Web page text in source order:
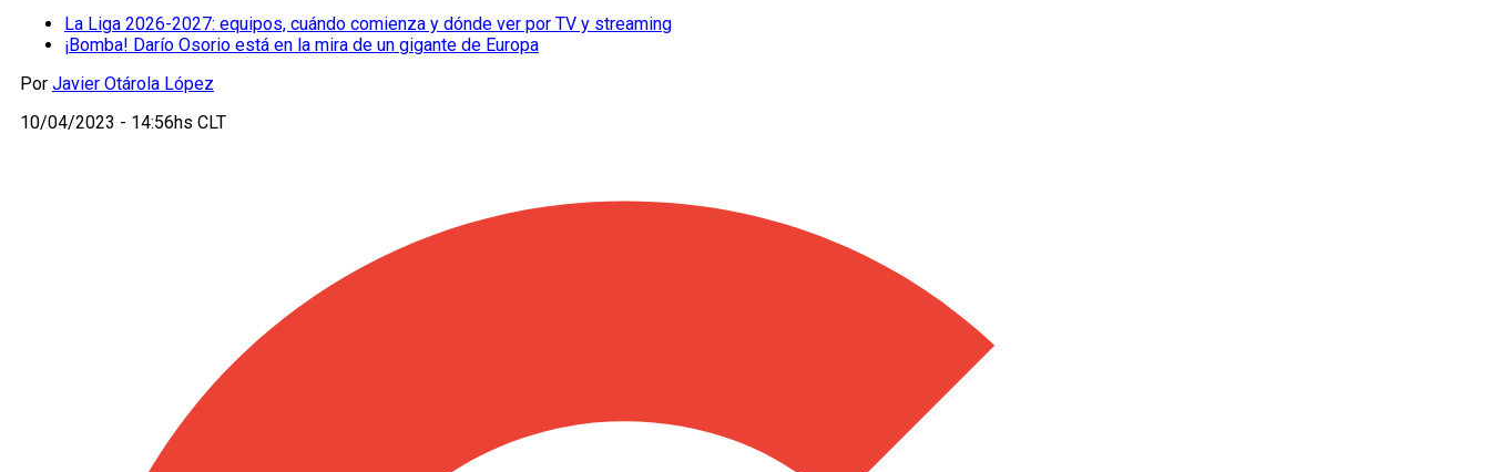
La Liga 2026-2027: equipos, cuándo comienza y dónde ver por TV y streaming
¡Bomba! Darío Osorio está en la mira de un gigante de Europa
Por Javier Otárola López
10/04/2023 - 14:56hs CLT